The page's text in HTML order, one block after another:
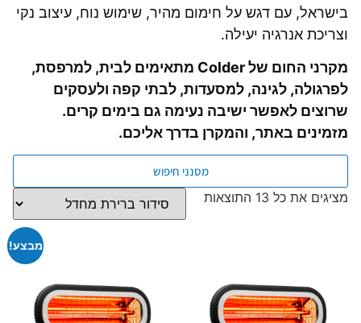
בישראל, עם דגש על חימום מהיר, שימוש נוח, עיצוב נקי
וצריכת אנרגיה יעילה.
מקרני החום של Colder מתאימים לבית, למרפסת,
לפרגולה, לגינה, למסעדות, לבתי קפה ולעסקים
שרוצים לאפשר ישיבה נעימה גם בימים קרים.
מזמינים באתר, והמקרן בדרך אליכם.
מסנני חיפוש
מציגים את כל ⁦13⁩ התוצאות
מבצע!